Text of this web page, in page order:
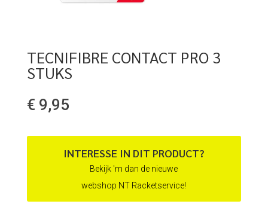
TECNIFIBRE CONTACT PRO 3
STUKS
€ 9,95
INTERESSE IN DIT PRODUCT?
Bekijk 'm dan de nieuwe
webshop NT Racketservice!